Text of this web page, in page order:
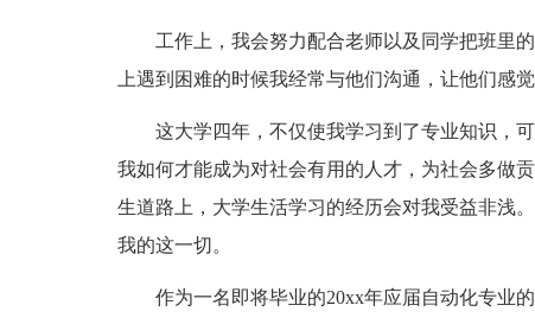
工作上，我会努力配合老师以及同学把班里
上遇到困难的时候我经常与他们沟通，让他们感
这大学四年，不仅使我学习到了专业知识，
我如何才能成为对社会有用的人才，为社会多做
生道路上，大学生活学习的经历会对我受益非浅
我的这一切。
作为一名即将毕业的20xx年应届自动化专业